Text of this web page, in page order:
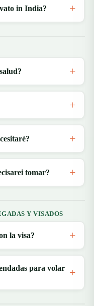
in India?
tomar?
Y VISADOS
la visa?
para volar